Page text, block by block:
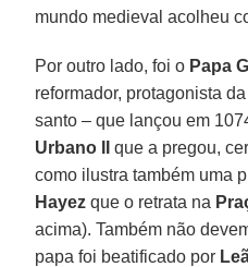
mundo medieval acolheu
Por outro lado, foi o Papa
reformador, protagonista
santo – que lançou em
Urbano II
que a pregou,
como ilustra também uma
Hayez que o retrata na
acima). Também não
papa foi beatificado por